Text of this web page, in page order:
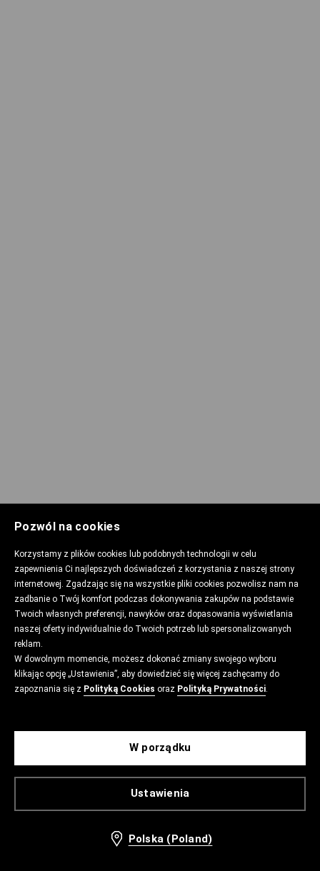
Pozwól na cookies
Korzystamy z plików cookies lub podobnych technologii w celu
zapewnienia Ci najlepszych doświadczeń z korzystania z naszej strony
internetowej. Zgadzając się na wszystkie pliki cookies pozwolisz nam na
zadbanie o Twój komfort podczas dokonywania zakupów na podstawie
Twoich własnych preferencji, nawyków oraz dopasowania wyświetlania
naszej oferty indywidualnie do Twoich potrzeb lub spersonalizowanych
reklam.
W dowolnym momencie, możesz dokonać zmiany swojego wyboru
klikając opcję „Ustawienia”, aby dowiedzieć się więcej zachęcamy do
zapoznania się z Polityką Cookies oraz Polityką Prywatności.
Ustawienia
W porządku
Polska (Poland)